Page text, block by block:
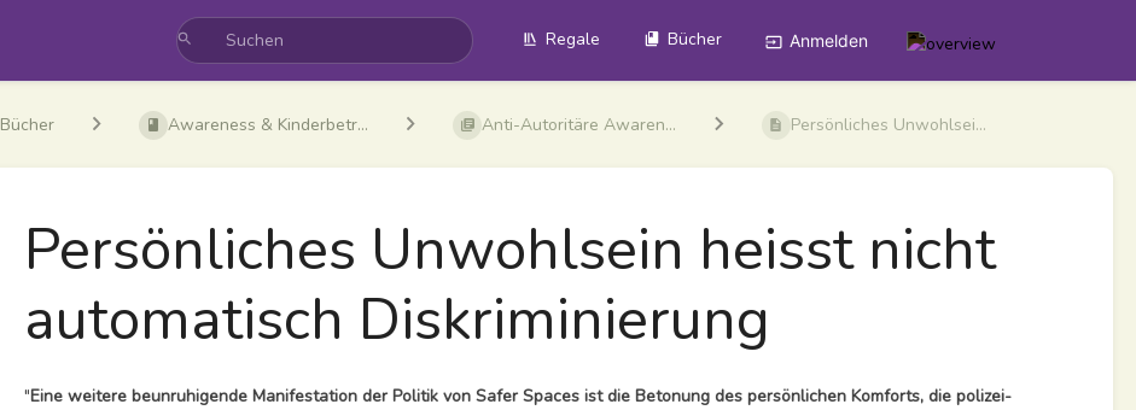
Regale Bücher Anmelden
Bücher Awareness & Kinderbetr... Anti-Autoritäre Awaren... Persönliches Unwohlsei...
Persönliches Unwohlsein heisst nicht
automatisch Diskriminierung
"Eine weitere beunruhigende Manifestation der Politik von Safer Spaces ist dieBetonung des persönlichen Komforts, die polizei-